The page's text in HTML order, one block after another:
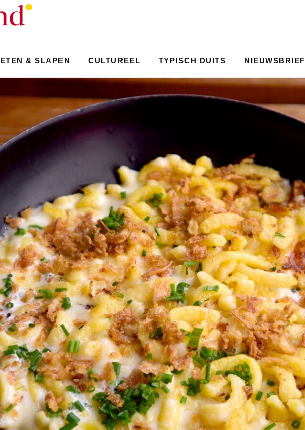
ETEN & SLAPEN CULTUREEL TYPISCH DUITS NIEUWSBRIEF